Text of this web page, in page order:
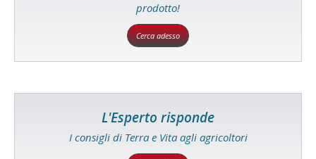
prodotto!
Cerca adesso
L'Esperto risponde
I consigli di Terra e Vita agli agricoltori